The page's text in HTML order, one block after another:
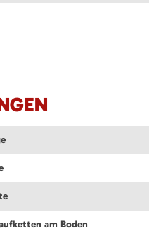
am Boden